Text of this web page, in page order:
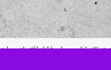
دونالد ترامپ برای فشار اقتصادی